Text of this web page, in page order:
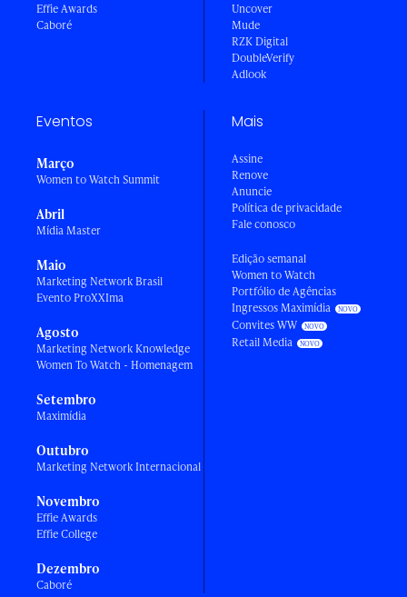
Effie Awards
Caboré
Uncover
Mude
RZK Digital
DoubleVerify
Adlook
Eventos
Março
Women to Watch Summit
Abril
Mídia Master
Maio
Marketing Network Brasil
Evento ProXXIma
Agosto
Marketing Network Knowledge
Women To Watch - Homenagem
Setembro
Maximídia
Outubro
Marketing Network Internacional
Novembro
Effie Awards
Effie College
Dezembro
Caboré
Mais
Assine
Renove
Anuncie
Política de privacidade
Fale conosco
Edição semanal
Women to Watch
Portfólio de Agências
Ingressos Maximídia
Convites WW
Retail Media